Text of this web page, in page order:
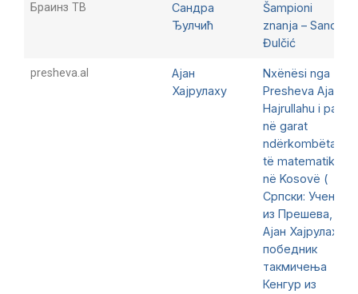
Браинз ТВ
Сандра
Ђулчић
Šampioni
znanja – Sandra
Đulčić
presheva.al
Ајан
Хајрулаху
Nxënësi nga
Presheva Ajan
Hajrullahu i pari
në garat
ndërkombëtare
të matematikës
në Kosovë (
Српски: Ученик
из Прешева,
Ајан Хајрулаху,
победник
такмичења
Кенгур из